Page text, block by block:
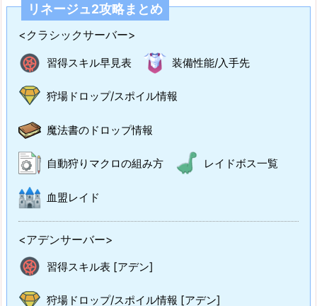
リネージュ2攻略まとめ
<クラシックサーバー>
習得スキル早見表 装備性能/入手先
狩場ドロップ/スポイル情報
魔法書のドロップ情報
自動狩りマクロの組み方 レイドボス一覧
血盟レイド
<アデンサーバー>
習得スキル表 [アデン]
狩場ドロップ/スポイル情報 [アデン]